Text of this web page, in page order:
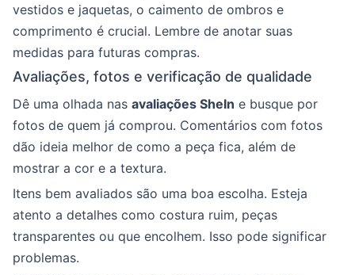
vestidos e jaquetas, o caimento de ombros e
comprimento é crucial. Lembre de anotar suas
medidas para futuras compras.
Avaliações, fotos e verificação de qualidade
Dê uma olhada nas avaliações SheIn e busque por
fotos de quem já comprou. Comentários com fotos
dão ideia melhor de como a peça fica, além de
mostrar a cor e a textura.
Itens bem avaliados são uma boa escolha. Esteja
atento a detalhes como costura ruim, peças
transparentes ou que encolhem. Isso pode significar
problemas.